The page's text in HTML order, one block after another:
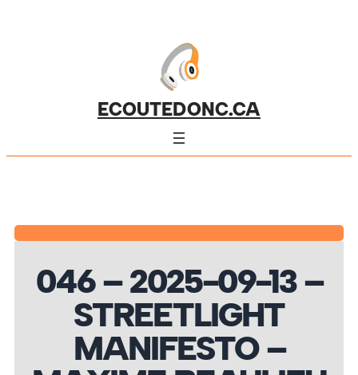
ECOUTEDONC.CA
046 – 2025-09-13 –
STREETLIGHT
MANIFESTO –